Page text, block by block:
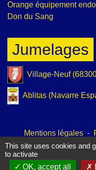
Orange équipement
Don du Sang
Jumelages
Village-Neuf
Ablitas (Navarre
Mentions légales -
Accessibilité - Plan
This site uses cookies and
to activate
OK, accept all